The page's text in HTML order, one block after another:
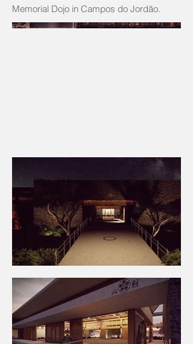
Memorial Dojo in Campos do Jordão.